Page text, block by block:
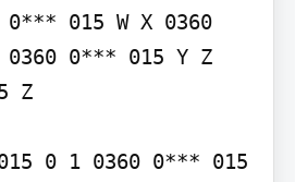
0*** 015 W X 0360
0*** 015 Y Z
Z
0 1 0360 0*** 015